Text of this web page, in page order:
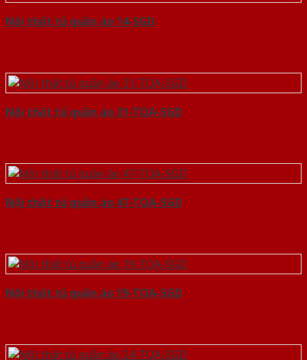
Nội thất tủ quần áo 14-SGD
Nội thất tủ quần áo 31-TQA-SGD
Nội thất tủ quần áo 47-TQA-SGD
Nội thất tủ quần áo 19-TQA-SGD